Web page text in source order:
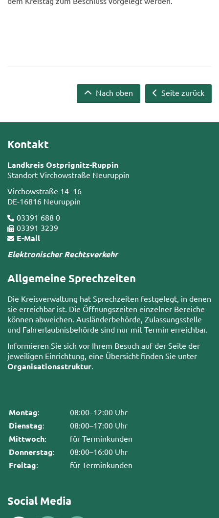
Seite zurück
Nach oben
Kontakt
Landkreis Ostprignitz-Ruppin
Standort Virchowstraße Neuruppin
Virchowstraße 14–16
DE-16816 Neuruppin
03391 688 0
03391 3239
E-Mail
Elektronischer Rechtsverkehr
Allgemeine Sprechzeiten
Die Kreisverwaltung hat Sprechzeiten festgelegt, in denen
sie erreichbar ist. Die Öffnungszeiten einzelner Bereiche
können abweichen. Ausländerbehörde, Zulassungsstelle
und Fahrerlaubnisbehörde sind nur mit Termin erreichbar.
Informieren Sie sich vor Ihrem Besuch auf der Seite der
jeweiligen Einrichtung, eine Übersicht finden Sie unter
Organisationsstruktur.
Montag: 08:00–12:00 Uhr
Dienstag: 08:00–17:00 Uhr
Mittwoch: für Terminkunden
Donnerstag: 08:00–16:00 Uhr
Freitag: für Terminkunden
Social Media